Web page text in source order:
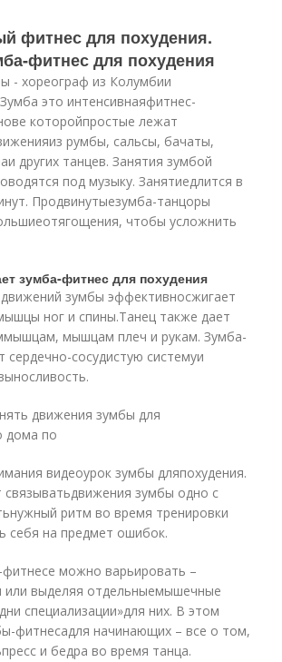
фитнес для похудения.
фитнес для похудения
- хореограф из Колумбии
это интенсивнаяфитнес-
которойпростые лежат
румбы, сальсы, бачаты,
других танцев. Занятия зумбой
под музыку. Занятиедлится в
Продвинутыезумба-танцоры
чтобы усложнить
зумба-фитнес для похудения
зумбы эффективносжигает
ног и спины.Танец также дает
мышцам плеч и рукам. Зумба-
сердечно-сосудистую системуи
движения зумбы для
дома по
видеоурок зумбы дляпохудения.
связыватьдвижения зумбы одно с
ритм во время тренировки
себя на предмет ошибок.
фитнесе можно варьировать –
или выделяя отдельныемышечные
специализации»для них. В этом
фитнесадля начинающих – все о том,
и бедра во время танца.